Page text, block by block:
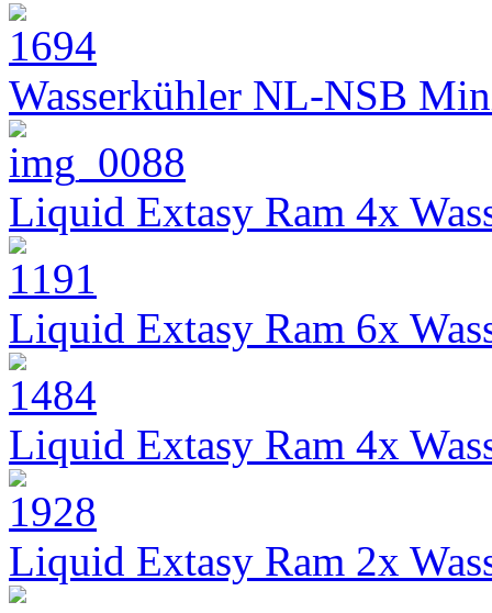
Wasserkühler NL-NSB
Liquid Extasy Ram 4x
Liquid Extasy Ram 6x
Liquid Extasy Ram 4x
Liquid Extasy Ram 2x